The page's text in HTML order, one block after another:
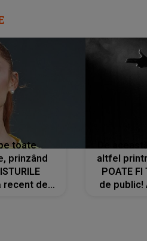
toate
prinzând
recent de
altfel
POATE FI
de public!